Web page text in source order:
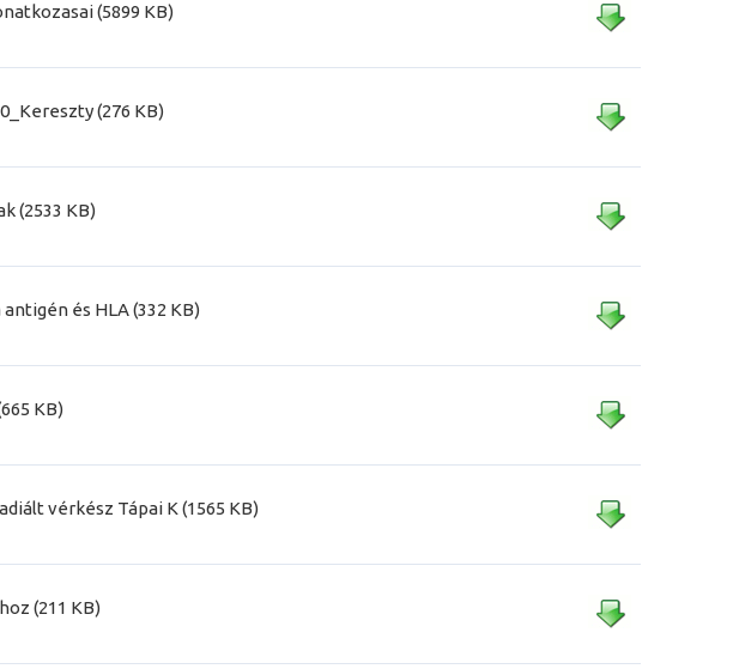
(5899 KB)
(276 KB)
(2533 KB)
és HLA (332 KB)
KB)
vérkész Tápai K (1565 KB)
(211 KB)